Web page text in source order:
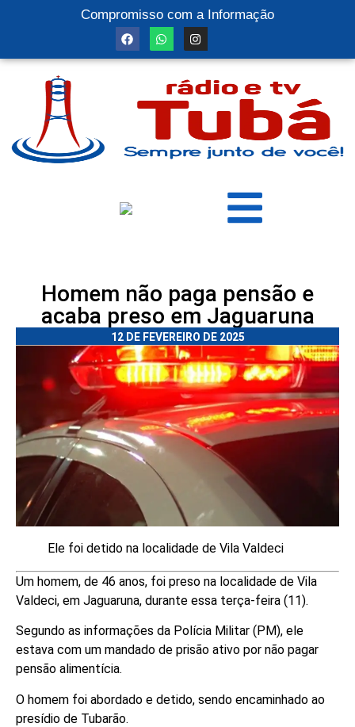
Compromisso com a Informação
Homem não paga pensão e
acaba preso em Jaguaruna
12 DE FEVEREIRO DE 2025
Ele foi detido na localidade de Vila Valdeci
Um homem, de 46 anos, foi preso na localidade de Vila
Valdeci, em Jaguaruna, durante essa terça-feira (11).
Segundo as informações da Polícia Militar (PM), ele
estava com um mandado de prisão ativo por não pagar
pensão alimentícia.
O homem foi abordado e detido, sendo encaminhado ao
presídio de Tubarão.